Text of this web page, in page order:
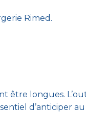
Rimed.
être longues.
d’anticiper